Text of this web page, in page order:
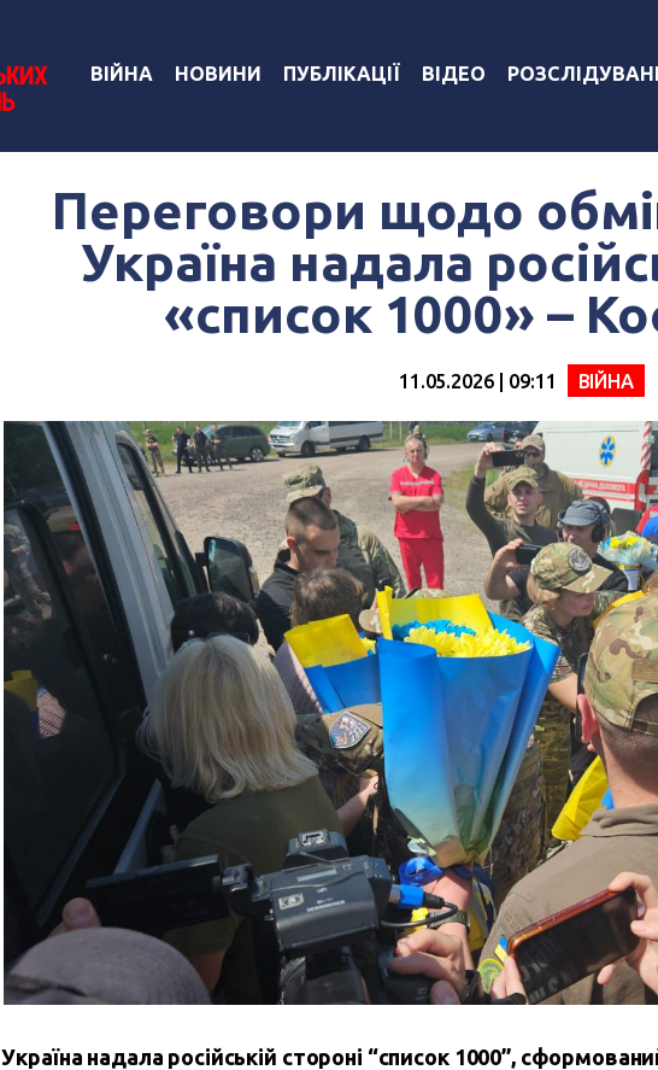
ВІЙНА НОВИНИ ПУБЛІКАЦІЇ ВІДЕО
Переговори щодо
Україна надала
«список 1000» –
11.05.2026 | 09:11 ВІЙНА
Україна надала російській стороні “список 1000”,